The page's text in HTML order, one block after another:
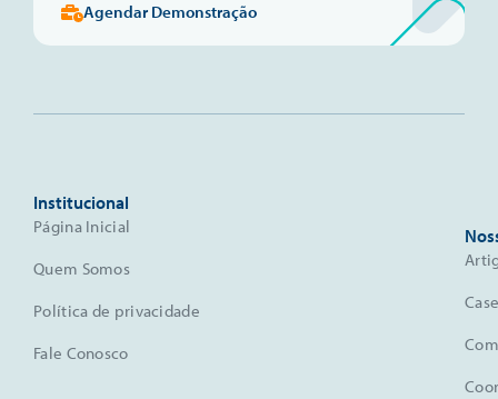
Agendar Demonstração
Institucional
Página Inicial
Quem Somos
Política de privacidade
Fale Conosco